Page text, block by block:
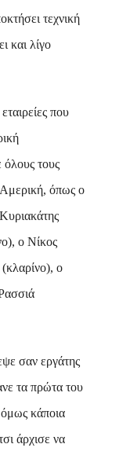
τεχνική
και λίγο
που
τους
όπως ο
ο Nίκος
(κλαρίνο), ο
σαν εργάτης
τα πρώτα του
κάποια
άρχισε να